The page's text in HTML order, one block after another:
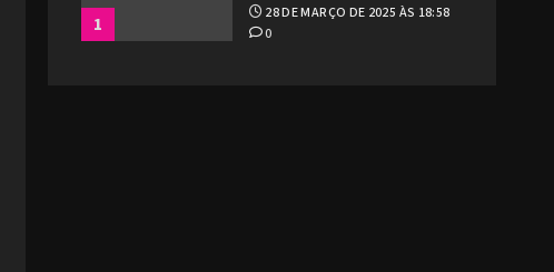
1
28 DE MARÇO DE 2025 ÀS 18:58
0